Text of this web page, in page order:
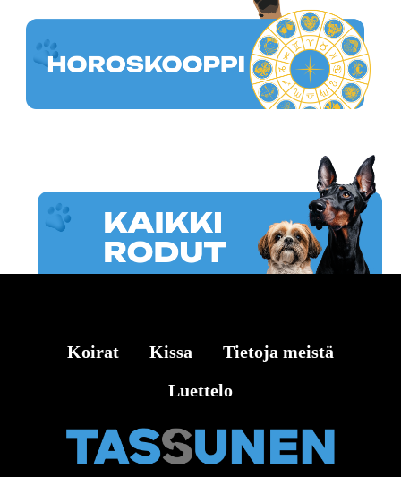
Koirat Kissa
Tietoja meistä
Luettelo